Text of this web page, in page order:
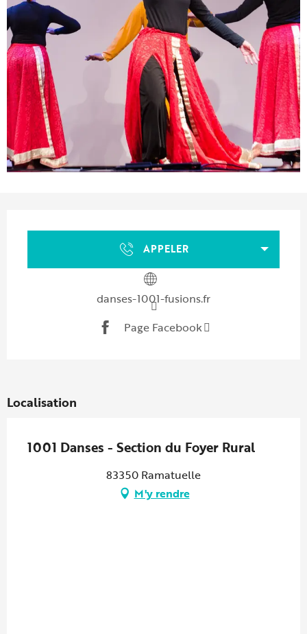
APPELER
danses-1001-fusions.fr
Page Facebook
Localisation
1001 Danses - Section du Foyer Rural
83350 Ramatuelle
M'y rendre